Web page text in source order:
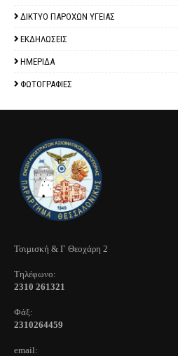
ΔΙΚΤΥΟ ΠΑΡΟΧΩΝ ΥΓΕΙΑΣ
ΕΚΔΗΛΩΣΕΙΣ
ΗΜΕΡΙΔΑ
ΦΩΤΟΓΡΑΦΙΕΣ
Τσιμισκή & Γ Θεοχάρη 2
Τηλέφωνo:
2310 261321
Φάξ:
2310264459
email: